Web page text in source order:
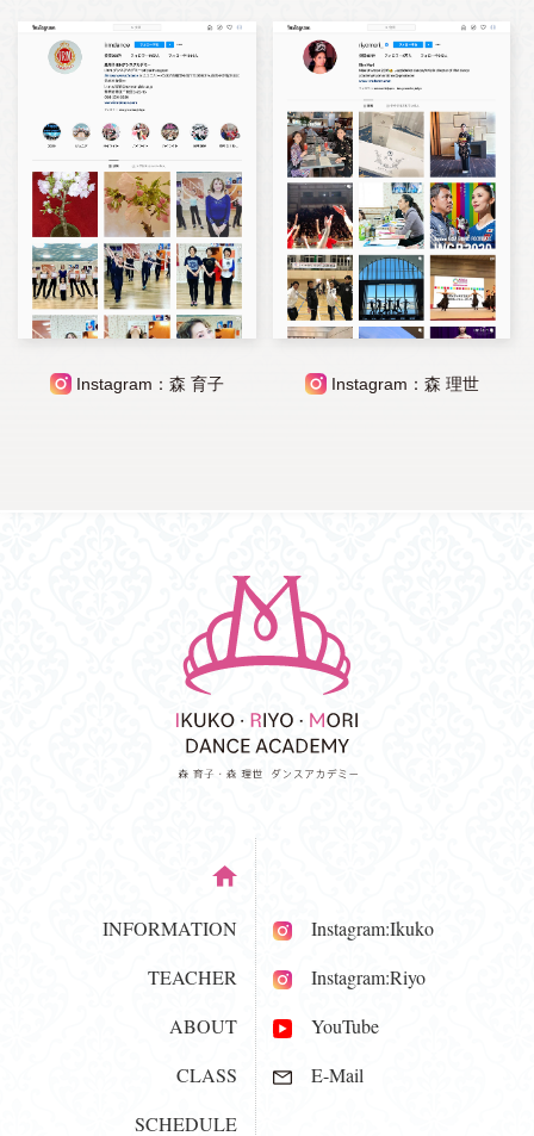
Instagram：森 育子 Instagram：森 理世
INFORMATION
TEACHER
ABOUT
CLASS
SCHEDULE
Instagram:Ikuko
Instagram:Riyo
YouTube
E-Mail